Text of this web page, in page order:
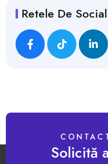
Retele De
Solicită